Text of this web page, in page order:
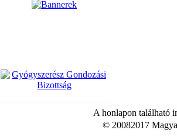
A honlapon található
© 20082017